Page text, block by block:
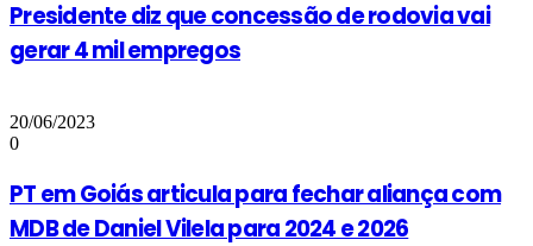
Presidente diz que concessão de rodovia vai
gerar 4 mil empregos
20/06/2023
0
PT em Goiás articula para fechar aliança com
MDB de Daniel Vilela para 2024 e 2026